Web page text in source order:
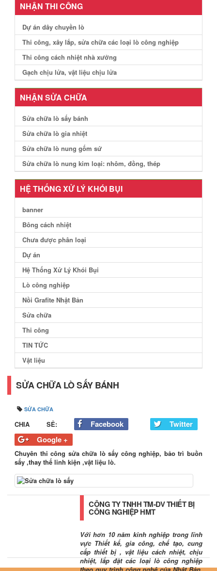
NHẬN THI CÔNG
Dự án dây chuyền lò
Thi công, xây lắp, sửa chữa các loại lò công nghiệp
Thi công cách nhiệt nhà xưởng
Gạch chịu lửa, vật liệu chịu lửa
NHẬN SỬA CHỮA
Sửa chữa lò sấy bánh
Sửa chữa lò gia nhiệt
Sửa chữa lò nung gốm sứ
Sửa chữa lò nung kim loại: nhôm, đồng, thép
HỆ THỐNG XỬ LÝ KHÓI BỤI
banner
Bông cách nhiệt
Chưa được phân loại
Dự án
Hệ Thống Xử Lý Khói Bụi
Lò công nghiệp
Nồi Grafite Nhật Bản
Sửa chữa
Thi công
TIN TỨC
Vật liệu
SỬA CHỮA LÒ SẤY BÁNH
SỬA CHỮA
CHIA SẺ: Facebook
Twitter
Google +
Chuyên thi công sửa chữa lò sấy công nghiệp, bảo trì buồn
sấy ,thay thế linh kiện ,vật liệu lò.
CÔNG TY TNHH TM-DV THIẾT BỊ
CÔNG NGHIỆP HMT
Với hơn 10 năm kinh nghiệp trong lĩnh
vực Thiết kế, gia công, chế tạo, cung
cấp thiết bị , vật liệu cách nhiệt, chịu
nhiệt, lắp đặt các loại lò công nghiệp